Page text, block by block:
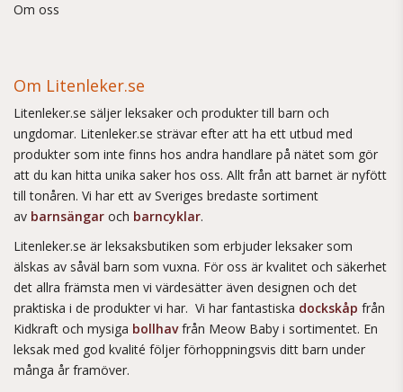
Om oss
Om Litenleker.se
Litenleker.se säljer leksaker och produkter till barn och
ungdomar. Litenleker.se strävar efter att ha ett utbud med
produkter som inte finns hos andra handlare på nätet som gör
att du kan hitta unika saker hos oss. Allt från att barnet är nyfött
till tonåren. Vi har ett av Sveriges bredaste sortiment
av barnsängar och barncyklar.
Litenleker.se är leksaksbutiken som erbjuder leksaker som
älskas av såväl barn som vuxna. För oss är kvalitet och säkerhet
det allra främsta men vi värdesätter även designen och det
praktiska i de produkter vi har. Vi har fantastiska dockskåp från
Kidkraft och mysiga bollhavfrån Meow Baby i sortimentet. En
leksak med god kvalité följer förhoppningsvis ditt barn under
många år framöver.